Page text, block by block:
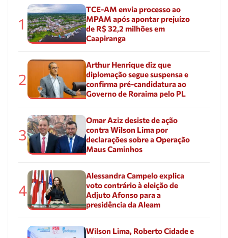
1
TCE-AM envia processo ao
MPAM após apontar prejuízo
de R$ 32,2 milhões em
Caapiranga
2
Arthur Henrique diz que
diplomação segue suspensa e
confirma pré-candidatura ao
Governo de Roraima pelo PL
3
Omar Aziz desiste de ação
contra Wilson Lima por
declarações sobre a Operação
Maus Caminhos
4
Alessandra Campelo explica
voto contrário à eleição de
Adjuto Afonso para a
presidência da Aleam
Wilson Lima, Roberto Cidade e